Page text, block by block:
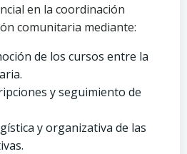
en la coordinación
comunitaria mediante:
de los cursos entre la
y seguimiento de
y organizativa de las